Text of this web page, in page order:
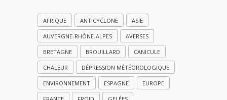
AFRIQUE ANTICYCLONE ASIE
AUVERGNE-RHÔNE-ALPES AVERSES
BRETAGNE BROUILLARD CANICULE
CHALEUR DÉPRESSION MÉTÉOROLOGIQUE
ENVIRONNEMENT ESPAGNE EUROPE